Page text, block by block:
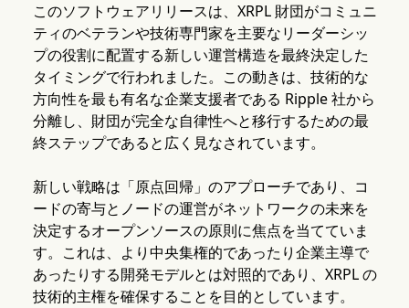
このソフトウェアリリースは、XRPL 財団がコミュニ
ティのベテランや技術専門家を主要なリーダーシッ
プの役割に配置する新しい運営構造を最終決定した
タイミングで行われました。この動きは、技術的な
方向性を最も有名な企業支援者である Ripple 社から
分離し、財団が完全な自律性へと移行するための最
終ステップであると広く見なされています。
新しい戦略は「原点回帰」のアプローチであり、コ
ードの寄与とノードの運営がネットワークの未来を
決定するオープンソースの原則に焦点を当てていま
す。これは、より中央集権的であったり企業主導で
あったりする開発モデルとは対照的であり、XRPL の
技術的主権を確保することを目的としています。